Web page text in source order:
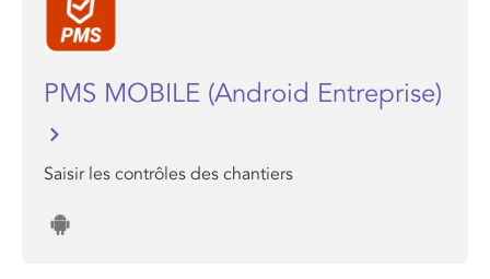
PMS MOBILE (Android Entreprise)
Saisir les contrôles des chantiers